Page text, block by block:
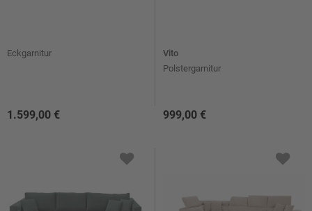
Eckgarnitur
1.599,00 €
Vito
Polstergarnitur
999,00 €